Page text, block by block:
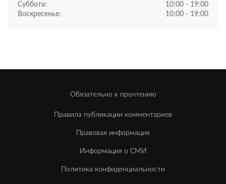
Суббота:
10:00 - 19:00
Воскресенье:
10:00 - 19:00
Обязательно к прочтению
Правила публикации комментариев
Правовая информация
Информация о СМИ
Политика конфиденциальности